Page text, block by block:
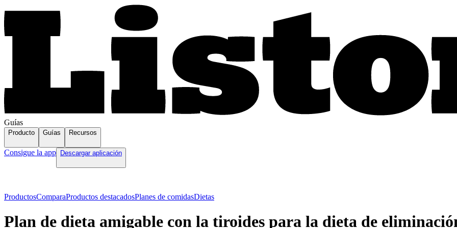
Guías
Producto Guías Recursos
Consigue la app Descargar aplicación
ProductosComparaProductos destacadosPlanes de comidasDietas
Plan de dieta amigable con la tiroides para la dieta de